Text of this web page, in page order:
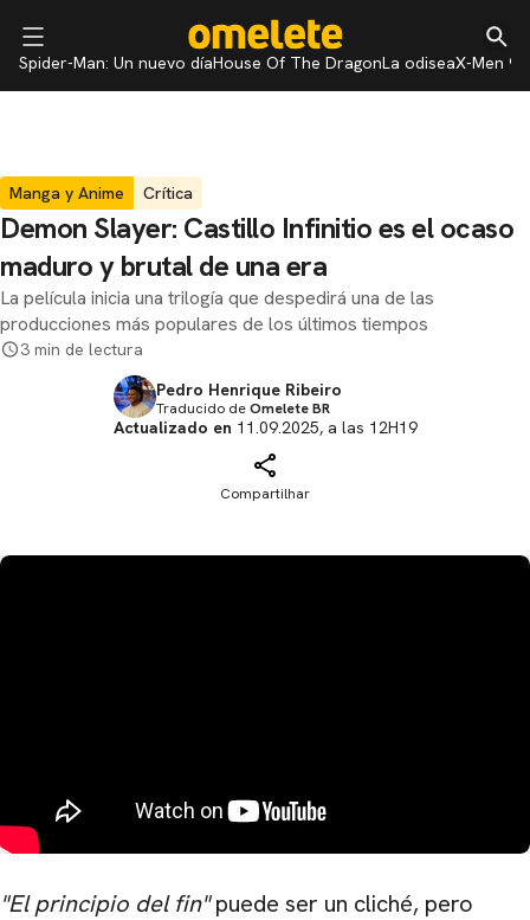
Spider-Man: Un nuevo díaHouse Of The DragonLa odiseaX-Men 97
Manga y Anime Crítica
Demon Slayer: Castillo Infinitio es el ocaso
maduro y brutal de una era
La película inicia una trilogía que despedirá una de las
producciones más populares de los últimos tiempos
3 min de lectura
Pedro Henrique Ribeiro
Traducido deOmelete BR
Actualizado en 11.09.2025, a las 12H19
Compartilhar
"El principio del fin"puede ser un cliché, pero